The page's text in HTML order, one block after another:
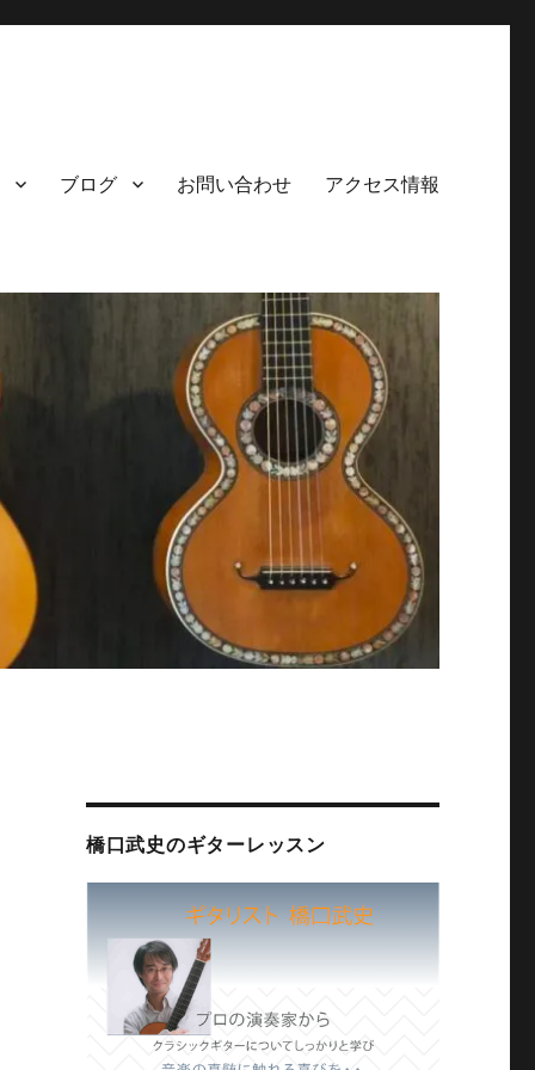
ブログ お問い合わせ アクセス情報
橋口武史のギターレッスン